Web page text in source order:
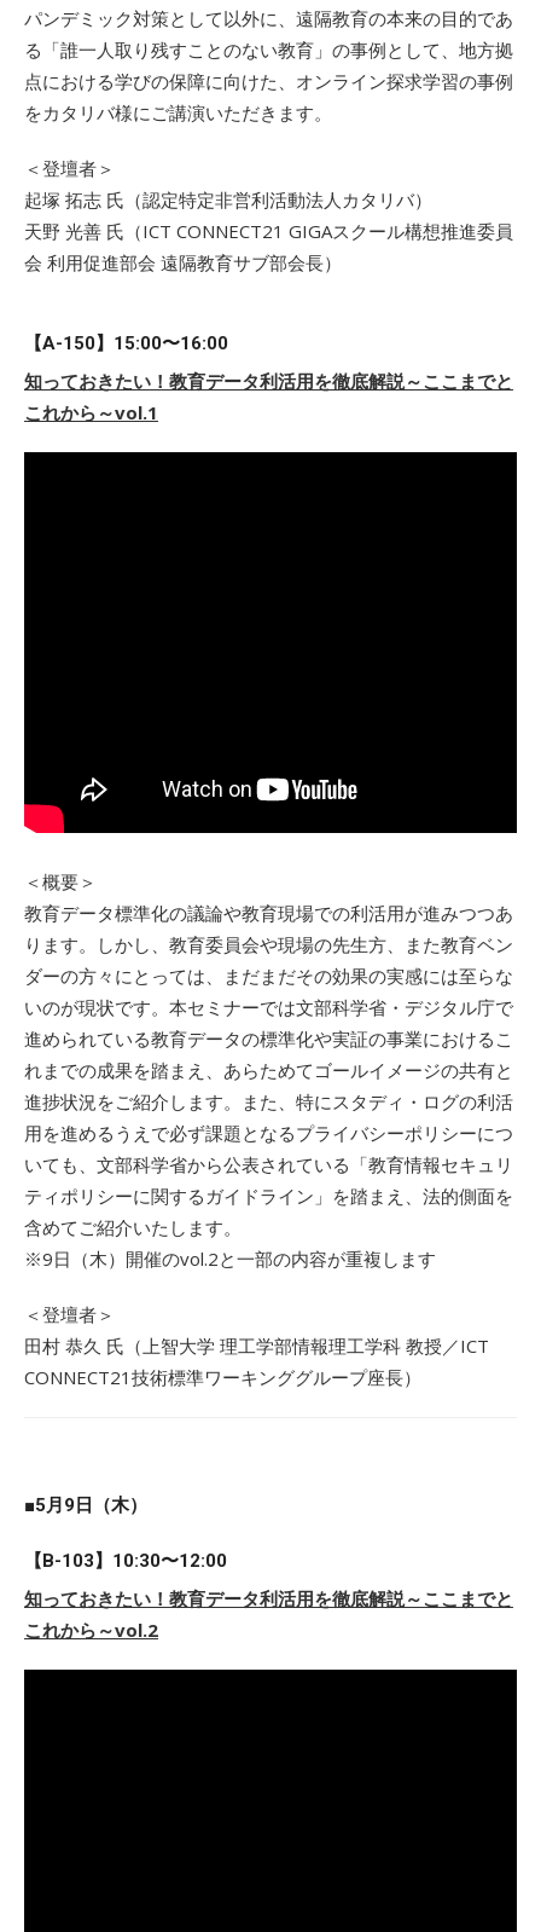
パンデミック対策として以外に、遠隔教育の本来の目的であ
る「誰一人取り残すことのない教育」の事例として、地方拠
点における学びの保障に向けた、オンライン探求学習の事例
をカタリバ様にご講演いただきます。
＜登壇者＞
起塚 拓志 氏（認定特定非営利活動法人カタリバ）
天野 光善 氏（ICT CONNECT21 GIGAスクール構想推進委員
会 利用促進部会 遠隔教育サブ部会長）
【A-150】15:00〜16:00
知っておきたい！教育データ利活用を徹底解説～ここまでと
これから～vol.1
＜概要＞
教育データ標準化の議論や教育現場での利活用が進みつつあ
ります。しかし、教育委員会や現場の先生方、また教育ベン
ダーの方々にとっては、まだまだその効果の実感には至らな
いのが現状です。本セミナーでは文部科学省・デジタル庁で
進められている教育データの標準化や実証の事業におけるこ
れまでの成果を踏まえ、あらためてゴールイメージの共有と
進捗状況をご紹介します。また、特にスタディ・ログの利活
用を進めるうえで必ず課題となるプライバシーポリシーにつ
いても、文部科学省から公表されている「教育情報セキュリ
ティポリシーに関するガイドライン」を踏まえ、法的側面を
含めてご紹介いたします。
※9日（木）開催のvol.2と一部の内容が重複します
＜登壇者＞
田村 恭久 氏（上智大学 理工学部情報理工学科 教授／ICT
CONNECT21技術標準ワーキンググループ座長）
■5月9日（木）
【B-103】10:30〜12:00
知っておきたい！教育データ利活用を徹底解説～ここまでと
これから～vol.2